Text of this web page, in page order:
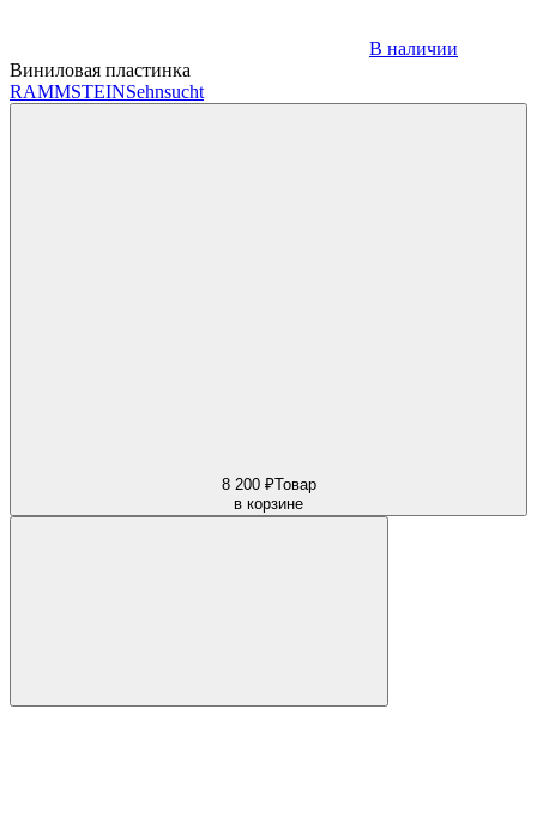
В наличии
Виниловая пластинка
RAMMSTEINSehnsucht
8 200 ₽Товар
в корзине